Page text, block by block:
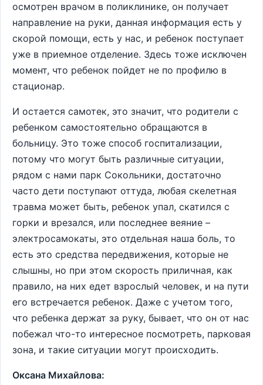
осмотрен врачом в поликлинике, он получает
направление на руки, данная информация есть у
скорой помощи, есть у нас, и ребенок поступает
уже в приемное отделение. Здесь тоже исключен
момент, что ребенок пойдет не по профилю в
стационар.
И остается самотек, это значит, что родители с
ребенком самостоятельно обращаются в
больницу. Это тоже способ госпитализации,
потому что могут быть различные ситуации,
рядом с нами парк Сокольники, достаточно
часто дети поступают оттуда, любая скелетная
травма может быть, ребенок упал, скатился с
горки и врезался, или последнее веяние –
электросамокаты, это отдельная наша боль, то
есть это средства передвижения, которые не
слышны, но при этом скорость приличная, как
правило, на них едет взрослый человек, и на пути
его встречается ребенок. Даже с учетом того,
что ребенка держат за руку, бывает, что он от нас
побежал что-то интересное посмотреть, парковая
зона, и такие ситуации могут происходить.
Оксана Михайлова: